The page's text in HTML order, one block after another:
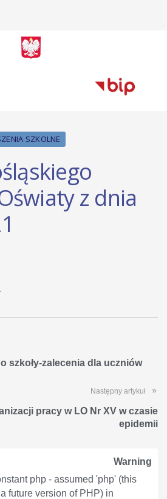
SZKOLNE
z dnia
szkoły-zalecenia dla uczniów
Następny artykuł
pracy w LO Nr XV w czasie
epidemii
Warning
php - assumed 'php' (this
future version of PHP) in